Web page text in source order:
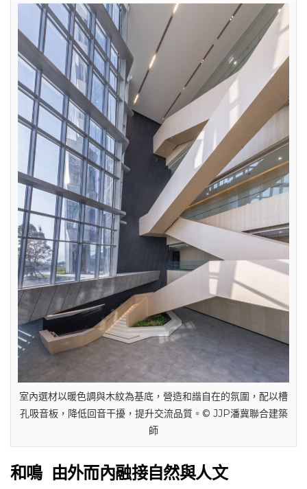
室內選材以暖色調與木紋為基底，營造和諧自在的氛圍，配以槽
孔吸音板，降低回音干擾，提升交流品質。© JJP潘冀聯合建築
師
和鳴 由外而內融接自然與人文